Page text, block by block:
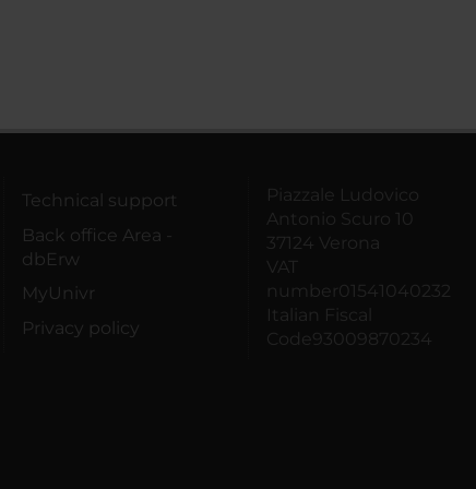
Technical support
Back office Area -
dbErw
MyUnivr
Privacy policy
Piazzale Ludovico
Antonio Scuro 10
37124 Verona
VAT
number01541040232
Italian Fiscal
Code93009870234